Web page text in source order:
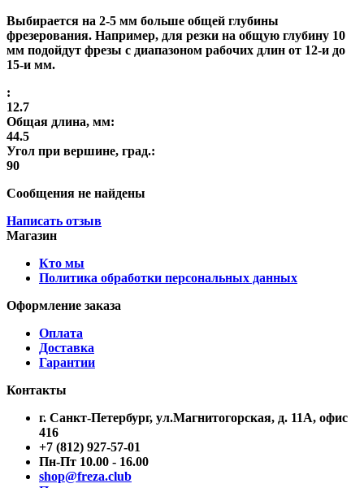
Выбирается на 2-5 мм больше общей глубины
фрезерования. Например, для резки на общую глубину 10
мм подойдут фрезы с диапазоном рабочих длин от 12-и до
15-и мм.
:
12.7
Общая длина, мм:
44.5
Угол при вершине, град.:
90
Сообщения не найдены
Написать отзыв
Магазин
Кто мы
Политика обработки персональных данных
Оформление заказа
Оплата
Доставка
Гарантии
Контакты
г. Санкт-Петербург, ул.Магнитогорская, д. 11А, офис
416
+7 (812) 927-57-01
Пн-Пт 10.00 - 16.00
shop@freza.club